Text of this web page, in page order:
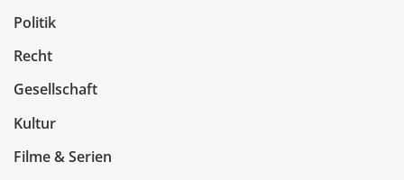
Politik
Recht
Gesellschaft
Kultur
Filme & Serien